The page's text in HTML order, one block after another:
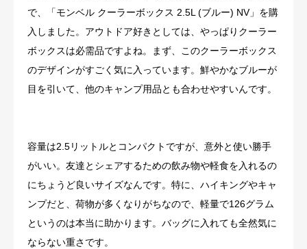
で、「モンベル クーラーボックス 2.5L (ブルー) NV」を購
入しました。アウトドア好きとしては、やっぱりクーラー
ボックスは必需品ですよね。まず、このクーラーボックス
のデザインがすごく気に入っています。鮮やかなブルーが
目を引いて、他のキャンプ用品とも合わせやすいんです。
容量は2.5リットルとコンパクトですが、意外と使い勝手
がいい。友達とシェアするための飲み物や軽食を入れるの
にちょうど良いサイズなんです。特に、ハイキングやキャ
ンプだと、荷物が多くなりがちなので、軽量で126グラム
というのは本当に助かります。バッグに入れても全然気に
ならない重さです。